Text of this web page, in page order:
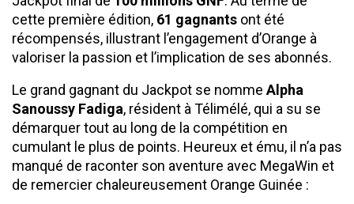
cette première édition, 61 gagnants ont été
récompensés, illustrant l’engagement d’Orange à
valoriser la passion et l’implication de ses abonnés.
Le grand gagnant du Jackpot se nomme Alpha
Sanoussy Fadiga, résident à Télimélé, qui a su se
démarquer tout au long de la compétition en
cumulant le plus de points. Heureux et ému, il n’a pas
manqué de raconter son aventure avec MegaWin et
de remercier chaleureusement Orange Guinée :